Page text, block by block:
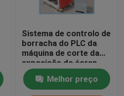
Sistema de controlo de
borracha do PLC da
máquina de corte da
exposição do écran
sensível para o pano de
couro Melhor preço